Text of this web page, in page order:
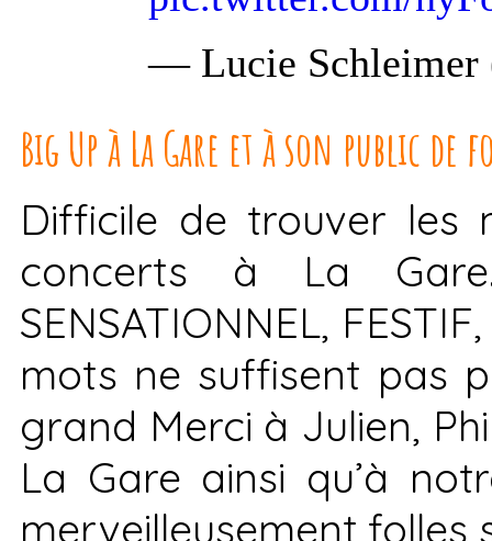
— Lucie
Big Up à La Gare et à son public de
Difficile de trouver les
concerts à La Gare…
SENSATIONNEL,
mots ne suffisent pas
grand Merci à Julien,
La Gare ainsi qu’à
merveilleusement folles